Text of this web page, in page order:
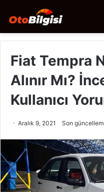
Fiat Tempra
Alınır Mı?
Kullanıcı
Aralık 9, 2021 Son